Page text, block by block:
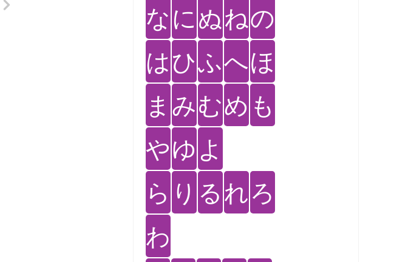
なにぬねの
はひふへほ
ま みむめ も
やゆ よ
ら り るれろ
わ